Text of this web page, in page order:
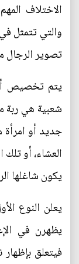
الاختلاف
والتي تتمثل
تصوير الرجال
يتم تخصيص
شعبية هي ربة
جديد أو امرأة
العشاء، أو تلك
يكون شاغلها
يعلن النوع
يظهرن في
فيتعلق